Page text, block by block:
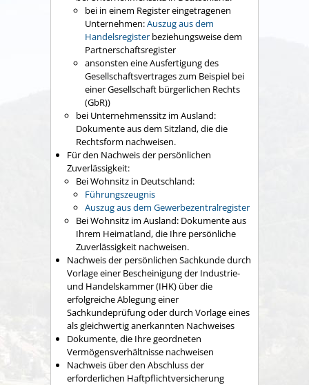
bei in einem Register eingetragenen
Unternehmen:Auszug aus dem
Handelsregister beziehungsweise dem
Partnerschaftsregister
ansonsten eine Ausfertigung des
Gesellschaftsvertrages zum Beispiel bei
einer Gesellschaft bürgerlichen Rechts
(GbR))
bei Unternehmenssitz im Ausland:
Dokumente aus dem Sitzland, die die
Rechtsform nachweisen.
Für den Nachweis der persönlichen
Zuverlässigkeit:
Bei Wohnsitz in Deutschland:
Führungszeugnis
Auszug aus dem Gewerbezentralregister
Bei Wohnsitz im Ausland: Dokumente aus
Ihrem Heimatland, die Ihre persönliche
Zuverlässigkeit nachweisen.
Nachweis der persönlichen Sachkunde durch
Vorlage einer Bescheinigung der Industrie-
und Handelskammer (IHK) über die
erfolgreiche Ablegung einer
Sachkundeprüfung oder durch Vorlage eines
als gleichwertig anerkannten Nachweises
Dokumente, die Ihre geordneten
Vermögensverhältnisse nachweisen
Nachweis über den Abschluss der
erforderlichen Haftpflichtversicherung